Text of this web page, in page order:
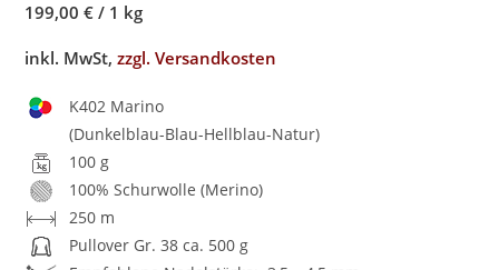
199,00 € / 1 kg
inkl. MwSt,zzgl. Versandkosten
K402 Marino
(Dunkelblau-Blau-Hellblau-Natur)
100 g
100% Schurwolle (Merino)
250 m
Pullover Gr. 38 ca. 500 g